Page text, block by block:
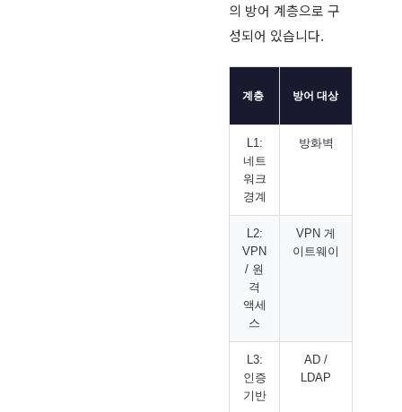
의 방어 계층으로 구
성되어 있습니다.
계층 방어 대상
L1:
네트
워크
경계
방화벽
L2:
VPN
/ 원
격
액세
스
VPN 게
이트웨이
L3:
인증
기반
AD /
LDAP